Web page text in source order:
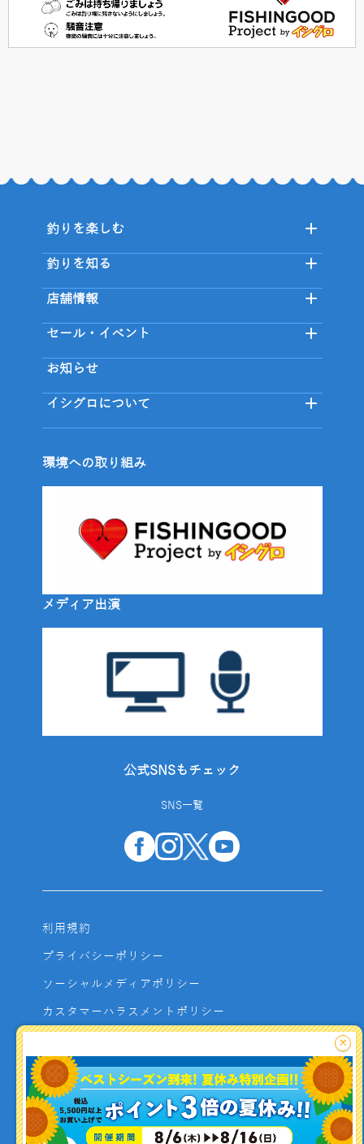
釣りを楽しむ
釣りを知る
店舗情報
セール・イベント
お知らせ
イシグロについて
環境への取り組み
メディア出演
公式SNSもチェック
SNS一覧
利用規約
プライバシーポリシー
ソーシャルメディアポリシー
カスタマーハラスメントポリシー
よくあるご質問
お問い合わせ
利用者資金の保全方法
×